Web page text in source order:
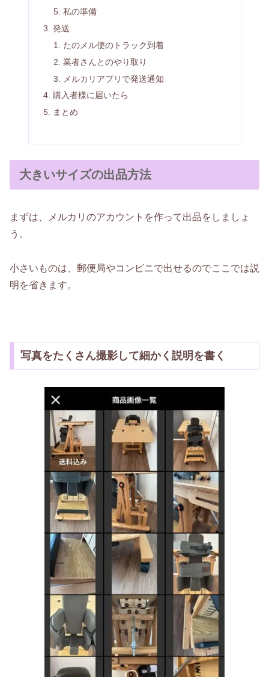
私の準備
発送
たのメル便のトラック到着
業者さんとのやり取り
メルカリアプリで発送通知
購入者様に届いたら
まとめ
大きいサイズの出品方法
まずは、メルカリのアカウントを作って出品をしましょ
う。
小さいものは、郵便局やコンビニで出せるのでここでは説
明を省きます。
写真をたくさん撮影して細かく説明を書く